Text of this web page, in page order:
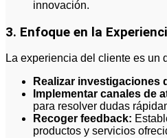
innovación.
3. Enfoque en la
La experiencia del cliente es un
Realizar investigaciones
Implementar canales de
para resolver dudas
Recoger feedback:
productos y servicios